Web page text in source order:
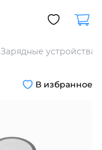
Зарядные устройства
В избранное